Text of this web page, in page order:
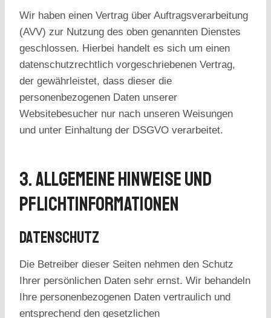
Wir haben einen Vertrag über Auftragsverarbeitung
(AVV) zur Nutzung des oben genannten Dienstes
geschlossen. Hierbei handelt es sich um einen
datenschutzrechtlich vorgeschriebenen Vertrag,
der gewährleistet, dass dieser die
personenbezogenen Daten unserer
Websitebesucher nur nach unseren Weisungen
und unter Einhaltung der DSGVO verarbeitet.
3. Allgemeine Hinweise Und
Pflicht­informationen
Datenschutz
Die Betreiber dieser Seiten nehmen den Schutz
Ihrer persönlichen Daten sehr ernst. Wir behandeln
Ihre personenbezogenen Daten vertraulich und
entsprechend den gesetzlichen